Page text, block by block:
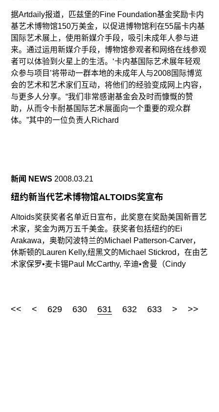
据Artdaily报道，匹兹堡的Fine Foundation基金奖励卡内
基艺术博物馆150万美金，以促进博物馆利在55届卡内基
国际艺术展上，使用新媒介手段，吸引未成年人参与进
来。通过运用新媒介手段，博物馆参观者和网络在线参观
者可以体验到火星上的生活。‘卡内基国际艺术展年轻观
众参与项目’将带动一群本地的未成年人与2008国际博览
会的艺术和艺术家们互动，将他们的经验变成网上内容，
与更多人分享。“我们非常感谢基金会及时而慷慨的赞
助，从而令卡耐基国际艺术展面向一个重要的观众群
体。”其中的一位负责人Richard
新闻 NEWS 2008.03.21
纽约新当代艺术博物馆ALTOIDS奖宣布
Altoids奖获奖者名单近日宣布，此奖意在奖励美国新晋艺
术家，奖金为两万五千美金。获奖者包括纽约的Ei
Arakawa，奥勒冈波特兰的Michael Patterson-Carver，
休斯顿的Lauren Kelly,纽黑文的Michael Stickrod，在由艺
术家保罗•麦卡锡Paul McCarthy, 辛迪•舍曼（Cindy
<< < 629 630 631 632 633 > >>